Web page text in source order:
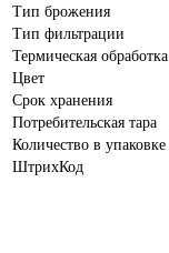
Тип брожения
Тип фильтрации
Термическая обработка
Цвет
Срок хранения
Потребительская тара
Количество в упаковке
ШтрихКод